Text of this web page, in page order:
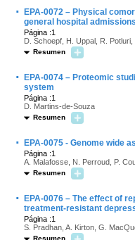
·
EPA-0072 – Physical
general hospital
Página :1
D. Schoepf, H. Uppal, R. Potluri,
Resumen
·
EPA-0074 – Proteomic
system
Página :1
D. Martins-de-Souza
Resumen
· EPA-0075 - Genome wide
Página :1
A. Malafosse, N. Perroud, P.
Resumen
·
EPA-0076 – The effect of
treatment-resistant
Página :1
S. Pradhan, A. Kirton, G.
Resumen